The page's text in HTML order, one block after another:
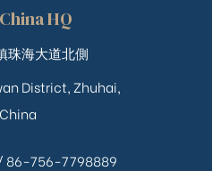
HQ
珠海大道北側
District, Zhuhai,
86-756-7798889